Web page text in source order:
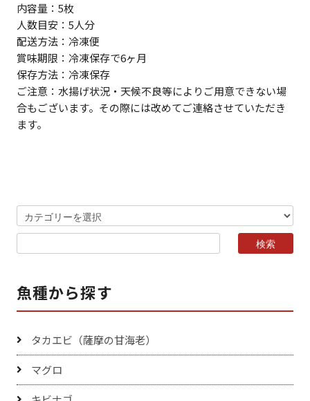
内容量：5枚
人数目安：5人分
配送方法：冷凍便
賞味期限：冷凍保存で6ヶ月
保存方法：冷凍保存
ご注意：水揚げ状況・天候不良等によりご用意できない場
合もございます。その際には改めてご連絡させていただき
ます。
魚種から探す
タカエビ（薩摩の甘海老）
マグロ